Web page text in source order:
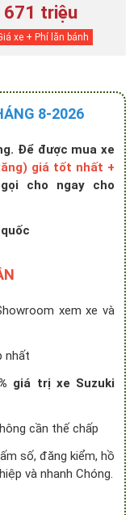
671 triệu
xe + Phí lăn bánh
8-2026
Để được mua xe
giá tốt nhất +
cho ngay cho
xem xe và
nhất
giá trị xe Suzuki
cần thế chấp
số, đăng kiểm, hồ
và nhanh Chóng.